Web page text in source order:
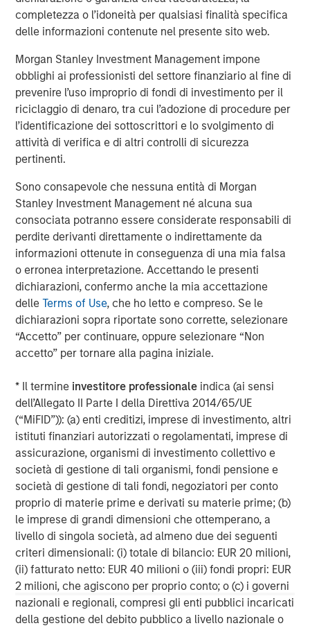
completezza o l’idoneità per qualsiasi finalità specifica
delle informazioni contenute nel presente sito web.
Morgan Stanley Investment Management impone
obblighi ai professionisti del settore finanziario al fine di
prevenire l’uso improprio di fondi di investimento per il
riciclaggio di denaro, tra cui l’adozione di procedure per
l’identificazione dei sottoscrittori e lo svolgimento di
attività di verifica e di altri controlli di sicurezza
pertinenti.
Sono consapevole che nessuna entità di Morgan
Stanley Investment Management né alcuna sua
consociata potranno essere considerate responsabili di
perdite derivanti direttamente o indirettamente da
informazioni ottenute in conseguenza di una mia falsa
o erronea interpretazione. Accettando le presenti
dichiarazioni, confermo anche la mia accettazione
delleTerms of Use, che ho letto e compreso. Se le
dichiarazioni sopra riportate sono corrette, selezionare
“Accetto” per continuare, oppure selezionare “Non
accetto” per tornare alla pagina iniziale.
* Il termine investitore professionale indica (ai sensi
dell’Allegato II Parte I della Direttiva 2014/65/UE
(“MiFID”)): (a) enti creditizi, imprese di investimento, altri
istituti finanziari autorizzati o regolamentati, imprese di
assicurazione, organismi di investimento collettivo e
società di gestione di tali organismi, fondi pensione e
società di gestione di tali fondi, negoziatori per conto
proprio di materie prime e derivati su materie prime; (b)
le imprese di grandi dimensioni che ottemperano, a
livello di singola società, ad almeno due dei seguenti
criteri dimensionali: (i) totale di bilancio: EUR 20 milioni,
(ii) fatturato netto: EUR 40 milioni o (iii) fondi propri: EUR
2 milioni, che agiscono per proprio conto; o (c) i governi
nazionali e regionali, compresi gli enti pubblici incaricati
della gestione del debito pubblico a livello nazionale o
Stuart M. Elman, Managing Partner of PCP stated, “We
are tremendously grateful for the confidence both new
and existing investors have placed in us. In particular,
we’re delighted to have the continued support from
Morgan Stanley Private Equity Secondaries group, who
have been highly constructive partners alongside us
across multiple investment opportunities. Exceeding the
Fund’s target amidst a highly challenging fundraising
landscape is a strong endorsement of both MSP’s
impressive investment performance as well as PCP’s
investment strategy and value-add within the North
American lower middle market.”
Harris Williams LLC served as exclusive placement
advisor to PCP and MSP.
About Persistence Capital Partners
Persistence Capital Partners is Canada's leading private
equity fund exclusively focused on high-growth
opportunities in the healthcare field. With deep
healthcare industry expertise, PCP aims to create
significant long-term capital appreciation for its investors
opportunities in the healthcare market. PCP has offices in
Toronto and Montreal. Additional information on PCP is
available atwww.persistencecapital.com.
About Morgan Stanley Private Equity Secondaries
Morgan Stanley Private Equity Secondaries, an
investment team within Morgan Stanley Investment
Management, seeks to deliver innovative private market
solutions to a global client base. As part of a broader
team of 50 dedicated private markets focused
professionals, the secondaries business draws on
decades of investment experience across private
markets. For further information about Morgan Stanley
Private Equity Secondaries,